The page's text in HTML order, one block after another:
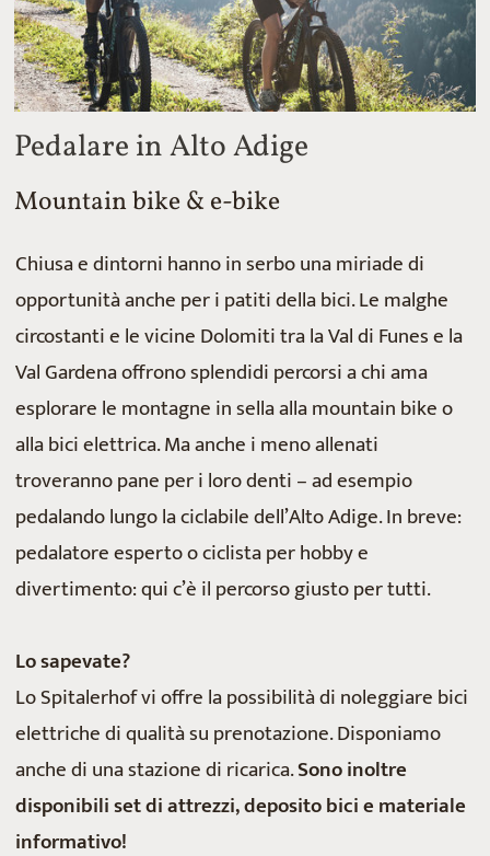
Pedalare in Alto Adige
Mountain bike & e-bike
Chiusa e dintorni hanno in serbo una miriade di
opportunità anche per i patiti della bici. Le malghe
circostanti e le vicine Dolomiti tra la Val di Funes e la
Val Gardena offrono splendidi percorsi a chi ama
esplorare le montagne in sella alla mountain bike o
alla bici elettrica. Ma anche i meno allenati
troveranno pane per i loro denti – ad esempio
pedalando lungo la ciclabile dell’Alto Adige. In breve:
pedalatore esperto o ciclista per hobby e
divertimento: qui c’è il percorso giusto per tutti.
Lo sapevate?
Lo Spitalerhof vi offre la possibilità di noleggiare bici
elettriche di qualità su prenotazione. Disponiamo
anche di una stazione di ricarica.Sono inoltre
disponibili set di attrezzi, deposito bici e materiale
informativo!